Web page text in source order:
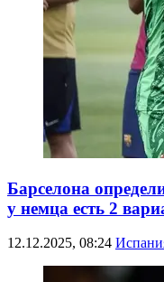
Барселона
у немца есть 2
12.12.2025, 08:24